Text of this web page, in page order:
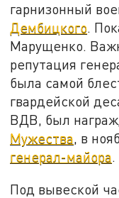
гарнизонный
Дембицкого.
Марущенко.
репутация
была самой
гвардейской
ВДВ, был
Мужества, в
генерал-майора
Под вывеской